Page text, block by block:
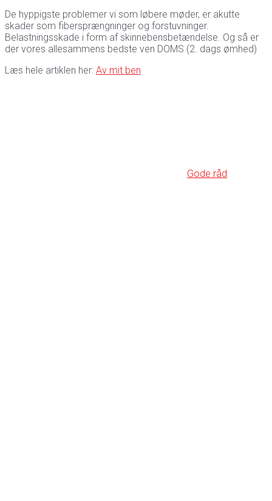
De hyppigste problemer vi som løbere møder, er akutte
skader som fibersprængninger og forstuvninger.
Belastningsskade i form af skinnebensbetændelse. Og så er
der vores allesammens bedste ven DOMS (2. dags ømhed)
Læs hele artiklen her: Av mit ben
Gode råd